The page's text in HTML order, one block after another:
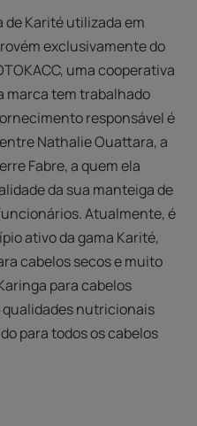
Karité utilizada em
exclusivamente do
uma cooperativa
marca tem trabalhado
responsável é
Nathalie Ouattara, a
Fabre, a quem ela
da sua manteiga de
Atualmente, é
ativo da gama Karité,
cabelos secos e muito
para cabelos
qualidades nutricionais
para todos os cabelos